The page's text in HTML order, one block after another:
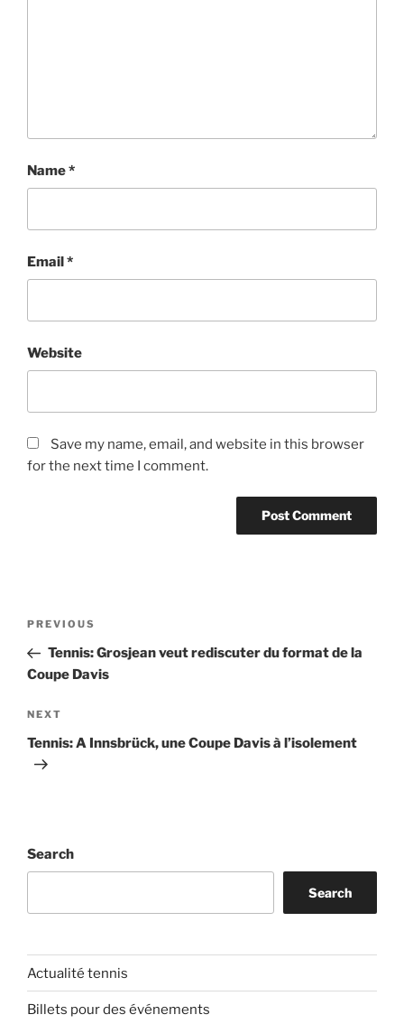
Name*
Email*
Website
Save my name, email, and website in this browser
for the next time I comment.
Previous
Post
PREVIOUS
Tennis: Grosjean veut rediscuter du format de la
Coupe Davis
Next
Post
NEXT
Tennis: A Innsbrück, une Coupe Davis à l’isolement
Search
Search
Actualité tennis
Billets pour des événements